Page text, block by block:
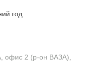
год
офис 2 (р-он ВАЗА),